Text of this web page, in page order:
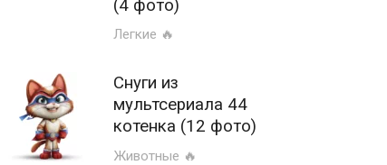
(4 фото)
Легкие 🔥
Снуги из
мультсериала 44
котенка (12 фото)
Животные 🔥